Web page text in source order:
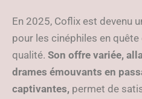
En 2025, Coflix est devenu
pour les cinéphiles en
qualité. Son offre variée,
drames émouvants en
captivantes, permet de